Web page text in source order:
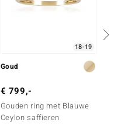
18-19
Goud
€ 799,-
Gouden ring met Blauwe
Ceylon saffieren